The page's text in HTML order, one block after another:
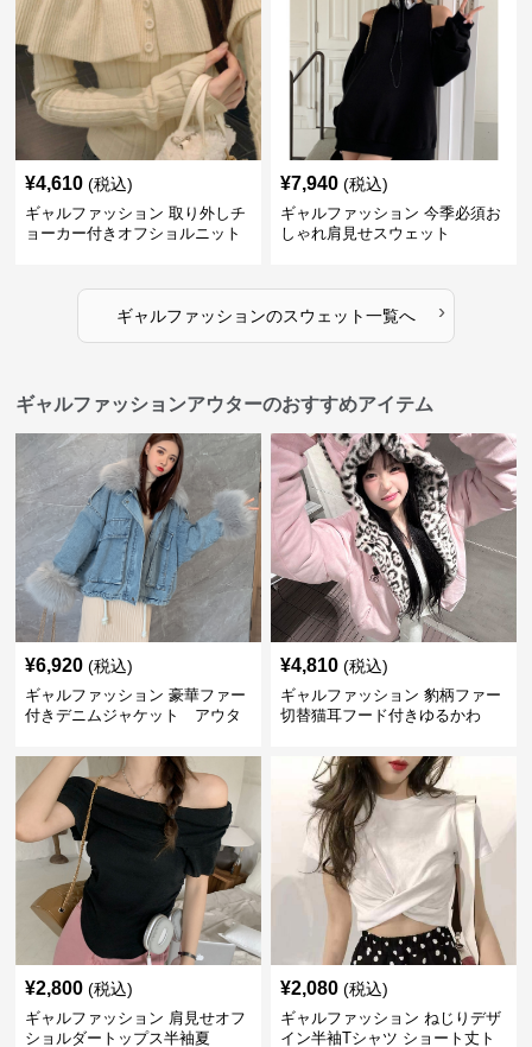
¥4,610 (税込)
ギャルファッション 取り外しチ
ョーカー付きオフショルニット
¥7,940 (税込)
ギャルファッション 今季必須お
しゃれ肩見せスウェット
ギャルファッションのスウェット一覧へ ›
ギャルファッションアウターのおすすめアイテム
¥6,920 (税込)
ギャルファッション 豪華ファー
付きデニムジャケット アウタ
¥4,810 (税込)
ギャルファッション 豹柄ファー
切替猫耳フード付きゆるかわ
¥2,800 (税込)
ギャルファッション 肩見せオフ
ショルダートップス半袖夏
¥2,080 (税込)
ギャルファッション ねじりデザ
イン半袖Tシャツ ショート丈ト